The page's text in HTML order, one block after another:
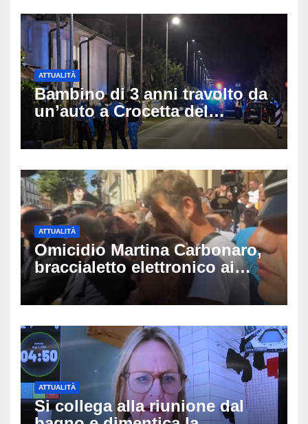
ATTUALITÀ
Bambino di 3 anni travolto da
un’auto a Crocetta del
Montello: è gravissimo,
trasportato in elicottero a
ATTUALITÀ
Omicidio Martina Carbonaro,
braccialetto elettronico ai
genitori della 14enne: non
potranno avvicinarsi alla
ATTUALITÀ
Si collega alla riunione dal